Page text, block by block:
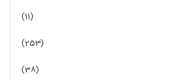
(11)
(253)
(38)